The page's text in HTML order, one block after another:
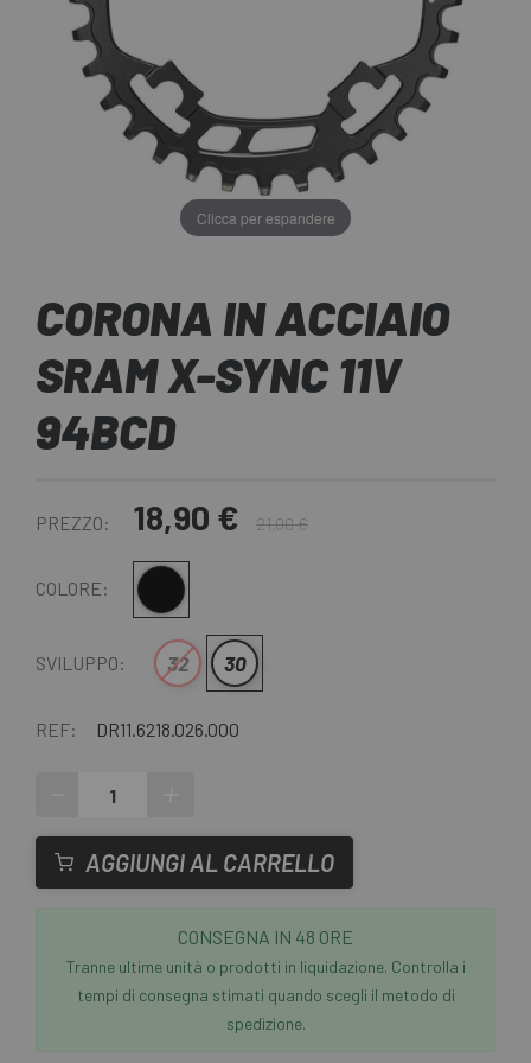
Clicca per espandere
CORONA IN ACCIAIO
SRAM X-SYNC 11V
94BCD
PREZZO: 18,90 € 21,00 €
COLORE: Nero
SVILUPPO: 32 30
REF: DR11.6218.026.000
AGGIUNGI AL CARRELLO
CONSEGNA IN 48 ORE
Tranne ultime unità o prodotti in liquidazione. Controlla i
tempi di consegna stimati quando scegli il metodo di
spedizione.